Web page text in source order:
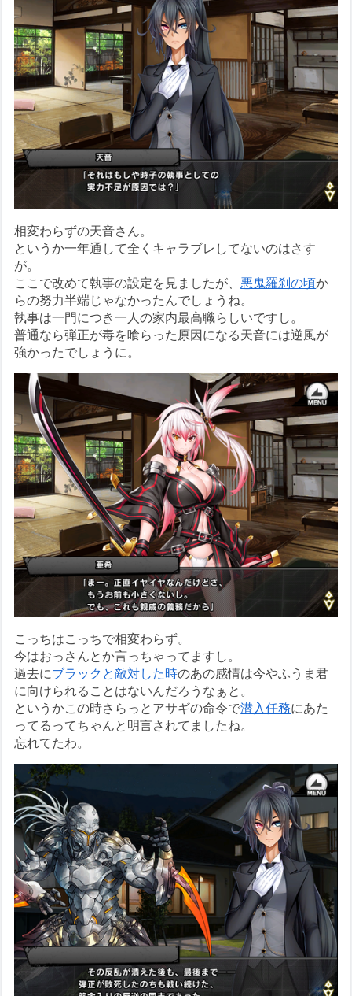
相変わらずの天音さん。
というか一年通して全くキャラブレしてないのはさす
が。
ここで改めて執事の設定を見ましたが、悪鬼羅刹の頃か
らの努力半端じゃなかったんでしょうね。
執事は一門につき一人の家内最高職らしいですし。
普通なら弾正が毒を喰らった原因になる天音には逆風が
強かったでしょうに。
こっちはこっちで相変わらず。
今はおっさんとか言っちゃってますし。
過去にブラックと敵対した時のあの感情は今やふうま君
に向けられることはないんだろうなぁと。
というかこの時さらっとアサギの命令で潜入任務にあた
ってるってちゃんと明言されてましたね。
忘れてたわ。